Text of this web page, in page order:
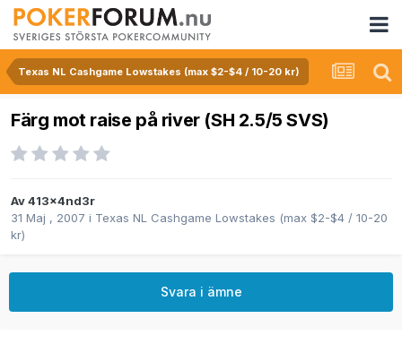
Texas NL Cashgame Lowstakes (max $2-$4 / 10-20 kr)
Färg mot raise på river (SH 2.5/5 SVS)
Av413x4nd3r
31 Maj , 2007 i Texas NL Cashgame Lowstakes (max $2-$4 / 10-20
kr)
Svara i ämne